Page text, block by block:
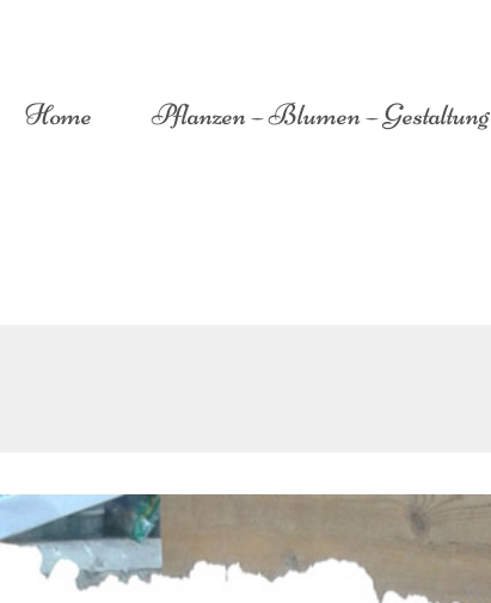
Home Pflanzen – Blumen – Gestaltung